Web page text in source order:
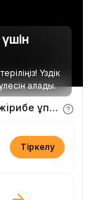
үшін
Үздік
алады.
Тапсырмаларды орындау арқылы тәжірибе ұпайларын алыңыз
Тіркелу